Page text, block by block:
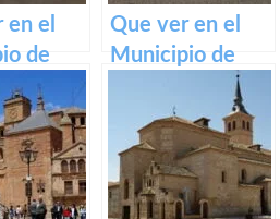
el
de
de la
en
Que ver en el
Municipio de
Pozorrubielos de
la Mancha en
Castilla La
Mancha